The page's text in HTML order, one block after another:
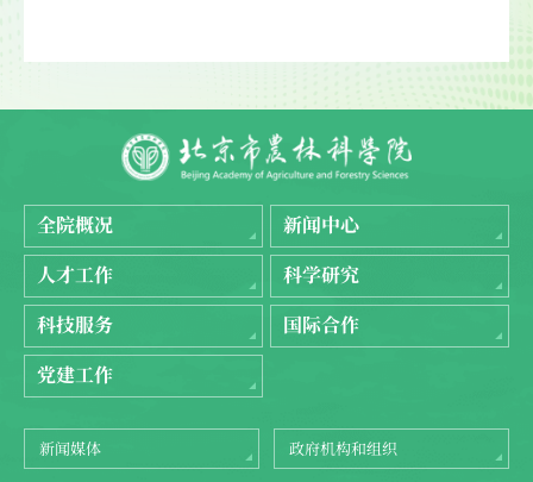
全院概况
新闻中心
人才工作
科学研究
科技服务
国际合作
党建工作
新闻媒体 政府机构和组织